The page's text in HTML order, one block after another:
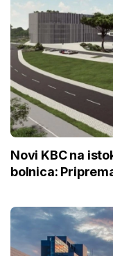
Novi KBC na
bolnica: